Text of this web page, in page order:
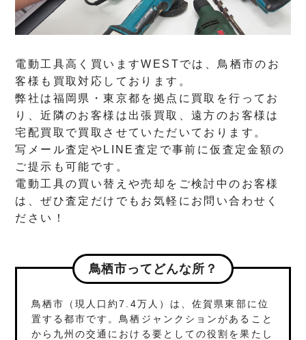
電動工具高く買いますWESTでは、鳥栖市のお
客様も買取対応しております。
弊社は福岡県・東京都を拠点に買取を行ってお
り、近隣のお客様は出張買取、遠方のお客様は
宅配買取で買取させていただいております。
写メール査定やLINE査定で事前に仮査定金額の
ご提示も可能です。
電動工具の買い替えや売却をご検討中のお客様
は、ぜひ査定だけでもお気軽にお問い合わせく
ださい！
鳥栖市ってどんな所？
鳥栖市（現人口約7.4万人）は、佐賀県東部に位
置する都市です。鳥栖ジャンクションがあること
から九州の交通における要としての役割を果たし